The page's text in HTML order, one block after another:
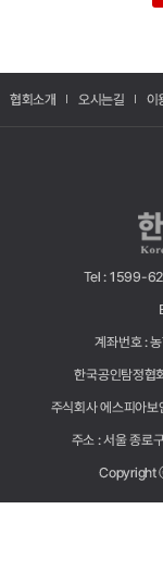
협회소개 오시는길 이
Tel : 1599-
계좌번호 :
한국공인탐정협회
주식회사 에스피아보
주소 : 서울 종로
Copyright